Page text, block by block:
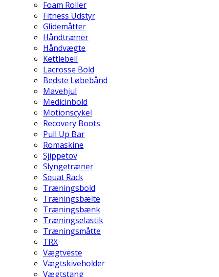
Foam Roller
Fitness Udstyr
Glidemåtter
Håndtræner
Håndvægte
Kettlebell
Lacrosse Bold
Bedste Løbebånd
Mavehjul
Medicinbold
Motionscykel
Recovery Boots
Pull Up Bar
Romaskine
Sjippetov
Slyngetræner
Squat Rack
Træningsbold
Træningsbælte
Træningsbænk
Træningselastik
Træningsmåtte
TRX
Vægtveste
Vægtskiveholder
Vægtstang